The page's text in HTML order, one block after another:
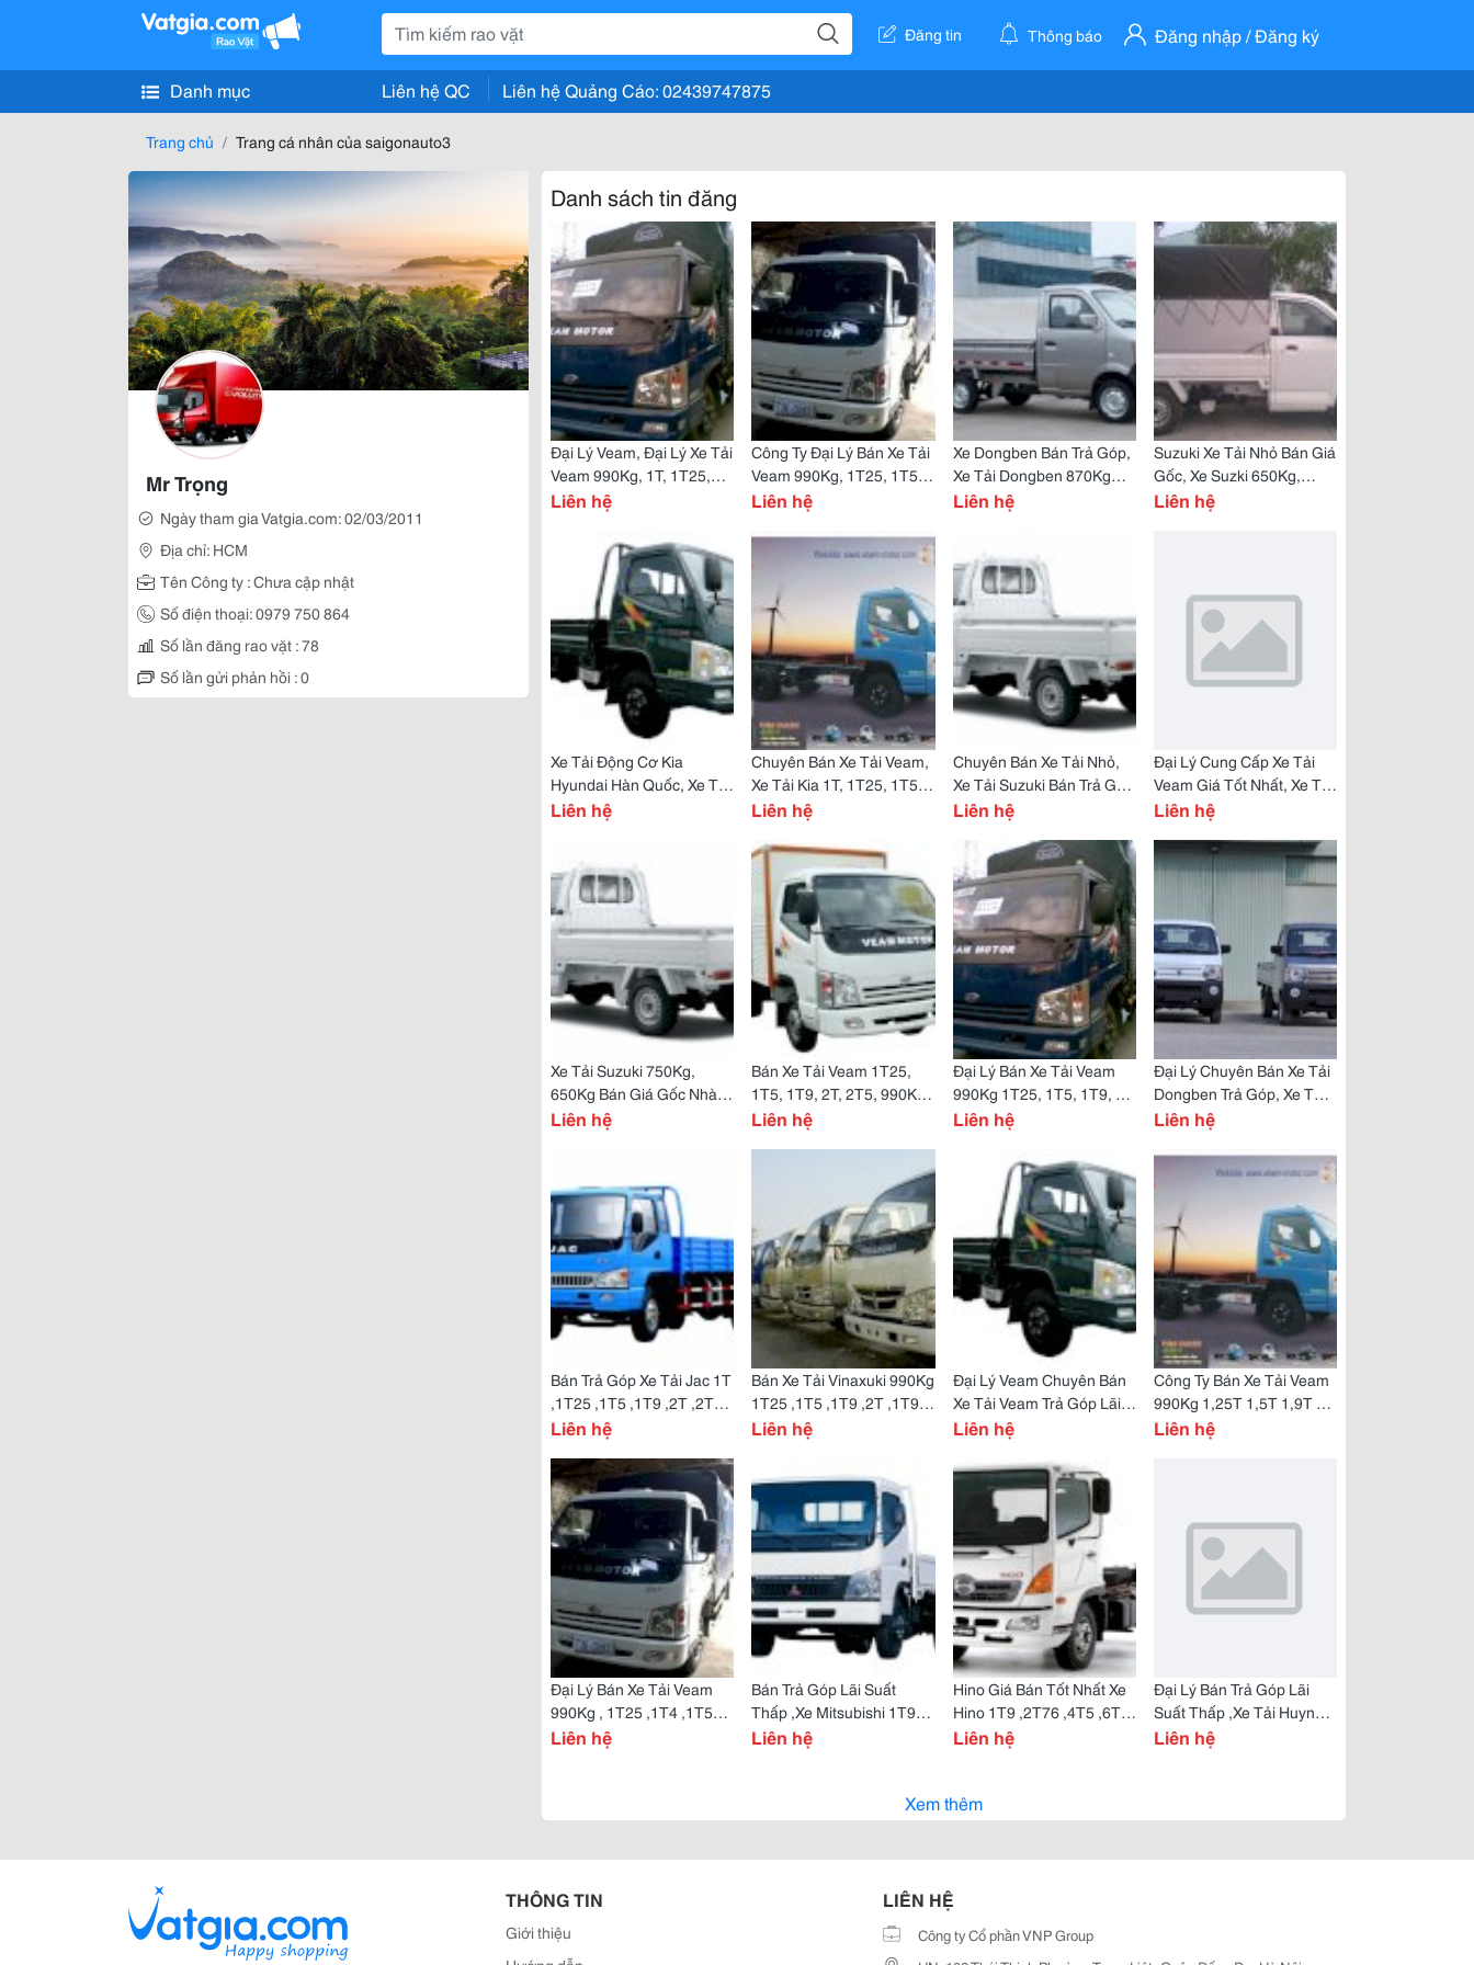
Đăng tin Thông báo Đăng nhập / Đăng ký
Danh mục Liên hệ QC Liên hệ Quảng Cáo: 02439747875
Trang chủ Trang cá nhân của saigonauto3
Mr Trọng
Ngày tham gia Vatgia.com: 02/03/2011
Địa chỉ: HCM
Tên Công ty : Chưa cập nhật
Số điện thoại: 0979 750 864
Số lần đăng rao vặt : 78
Số lần gửi phản hồi : 0
Danh sách tin đăng
Đại Lý Veam, Đại Lý Xe Tải
Veam 990Kg, 1T, 1T25,
1T5, 1T9, 2T, 2T5
Liên hệ
Công Ty Đại Lý Bán Xe Tải
Veam 990Kg, 1T25, 1T5,
1T9, 2T, 2T5, 3T, 3T5, 4T5
Liên hệ
Xe Dongben Bán Trả Góp,
Xe Tải Dongben 870Kg
Bán Giá Gốc Nhà Máy
Liên hệ
Suzuki Xe Tải Nhỏ Bán Giá
Gốc, Xe Suzki 650Kg,
750Kg Bán Trả Góp
Liên hệ
Xe Tải Động Cơ Kia
Hyundai Hàn Quốc, Xe Tải
Veam 990Kg 1T25, 1T5,
Liên hệ
Chuyên Bán Xe Tải Veam,
Xe Tải Kia 1T, 1T25, 1T5,
1T9, 2T, 2T5 Bán Trả Góp
Liên hệ
Chuyên Bán Xe Tải Nhỏ,
Xe Tải Suzuki Bán Trả Góp
Giá Gốc Nhà Máy, Suzuki
Liên hệ
Đại Lý Cung Cấp Xe Tải
Veam Giá Tốt Nhất, Xe Tải
Veam 990Kg 1T25, 1T5,
Rẻ
Liên hệ
Xe Tải Suzuki 750Kg,
650Kg Bán Giá Gốc Nhà
Máy
Liên hệ
Bán Xe Tải Veam 1T25,
1T5, 1T9, 2T, 2T5, 990Kg
1T Bán Giá Gốc, Bán Trả
Liên hệ
Đại Lý Bán Xe Tải Veam
990Kg 1T25, 1T5, 1T9, 2T,
2T5 Bán Giá Gốc Nhà Máy
Liên hệ
Đại Lý Chuyên Bán Xe Tải
Dongben Trả Góp, Xe Tải
Dongben 870Kg Bán Giá
Liên hệ
Bán Trả Góp Xe Tải Jac 1T
,1T25 ,1T5 ,1T9 ,2T ,2T5
Giá Rẻ Nhất
Liên hệ
Bán Xe Tải Vinaxuki 990Kg
1T25 ,1T5 ,1T9 ,2T ,1T98
,1T95 Bán Trả Góp Lãi
Liên hệ
Đại Lý Veam Chuyên Bán
Xe Tải Veam Trả Góp Lãi
Suất Thấp .
Liên hệ
Công Ty Bán Xe Tải Veam
990Kg 1,25T 1,5T 1,9T 2T
2,5T
Liên hệ
Đại Lý Bán Xe Tải Veam
990Kg , 1T25 ,1T4 ,1T5
,1T9 ,2T5 .
Liên hệ
Bán Trả Góp Lãi Suất
Thấp ,Xe Mitsubishi 1T9
,3T5 ,4T5 Xe Thùng Lửng
Liên hệ
Hino Giá Bán Tốt Nhất Xe
Hino 1T9 ,2T76 ,4T5 ,6T4
,9T4 ,16T Giá Bán Thấp
Liên hệ
Đại Lý Bán Trả Góp Lãi
Suất Thấp ,Xe Tải Huyndai
1,25Tấn 2,5Tấn 3,5Tấn
Liên hệ
Xem thêm
THÔNG TIN
Giới thiệu
LIÊN HỆ
Công ty Cổ phần VNP Group